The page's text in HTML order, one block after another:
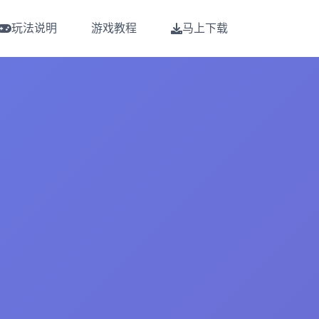
玩法说明 游戏教程 马上下载